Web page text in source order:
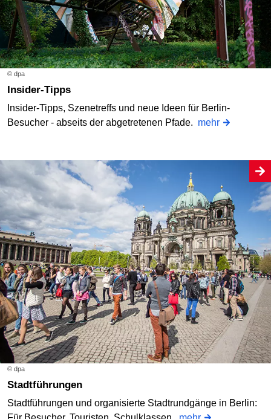
© dpa
Insider-Tipps
Insider-Tipps, Szenetreffs und neue Ideen für Berlin-
Besucher - abseits der abgetretenen Pfade. mehr
© dpa
Stadtführungen
Stadtführungen und organisierte Stadtrundgänge in Berlin: